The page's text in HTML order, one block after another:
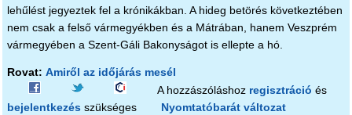
lehűlést jegyeztek fel a krónikákban. A hideg betörés következtében
nem csak a felső vármegyékben és a Mátrában, hanem Veszprém
vármegyében a Szent-Gáli Bakonyságot is ellepte a hó.
Rovat: Amiről az időjárás mesél
A hozzászóláshoz regisztráció és
bejelentkezés szükséges
Nyomtatóbarát változat